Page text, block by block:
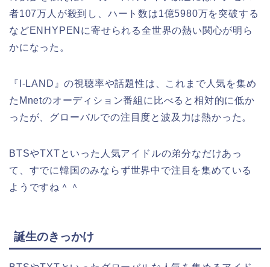
者107万人が殺到し、ハート数は1億5980万を突破する
などENHYPENに寄せられる全世界の熱い関心が明ら
かになった。
『I-LAND』の視聴率や話題性は、これまで人気を集め
たMnetのオーディション番組に比べると相対的に低か
ったが、グローバルでの注目度と波及力は熱かった。
BTSやTXTといった人気アイドルの弟分なだけあっ
て、すでに韓国のみならず世界中で注目を集めている
ようですね＾＾
誕生のきっかけ